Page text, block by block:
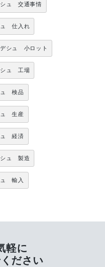
シュ 交通事情
ュ 仕入れ
シュ 小ロット
シュ 工場
ュ 検品
ュ 生産
ュ 経済
シュ 製造
ュ 輸入
軽に
ださい